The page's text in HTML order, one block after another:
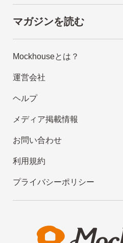
マガジンを読む
Mockhouseとは？
運営会社
ヘルプ
メディア掲載情報
お問い合わせ
利用規約
プライバシーポリシー